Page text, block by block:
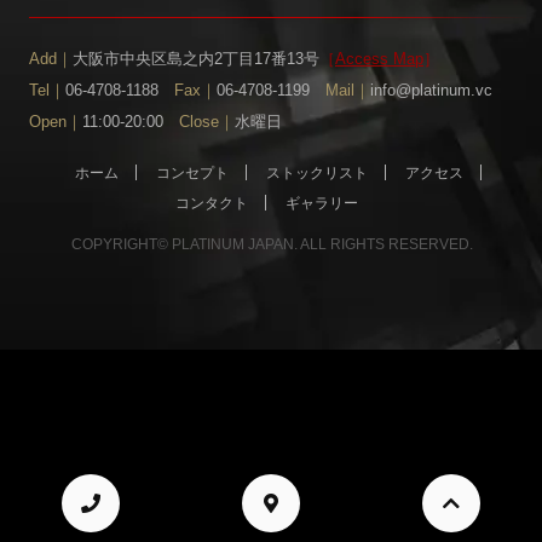
Add｜ 大阪市中央区島之内2丁目17番13号［Access Map］
Tel｜ 06-4708-1188 Fax｜ 06-4708-1199 Mail｜ info@platinum.vc
Open｜ 11:00-20:00 Close｜ 水曜日
ホーム コンセプト ストックリスト
アクセス
コンタクト
ギャラリー
COPYRIGHT© PLATINUM JAPAN. ALL RIGHTS RESERVED.